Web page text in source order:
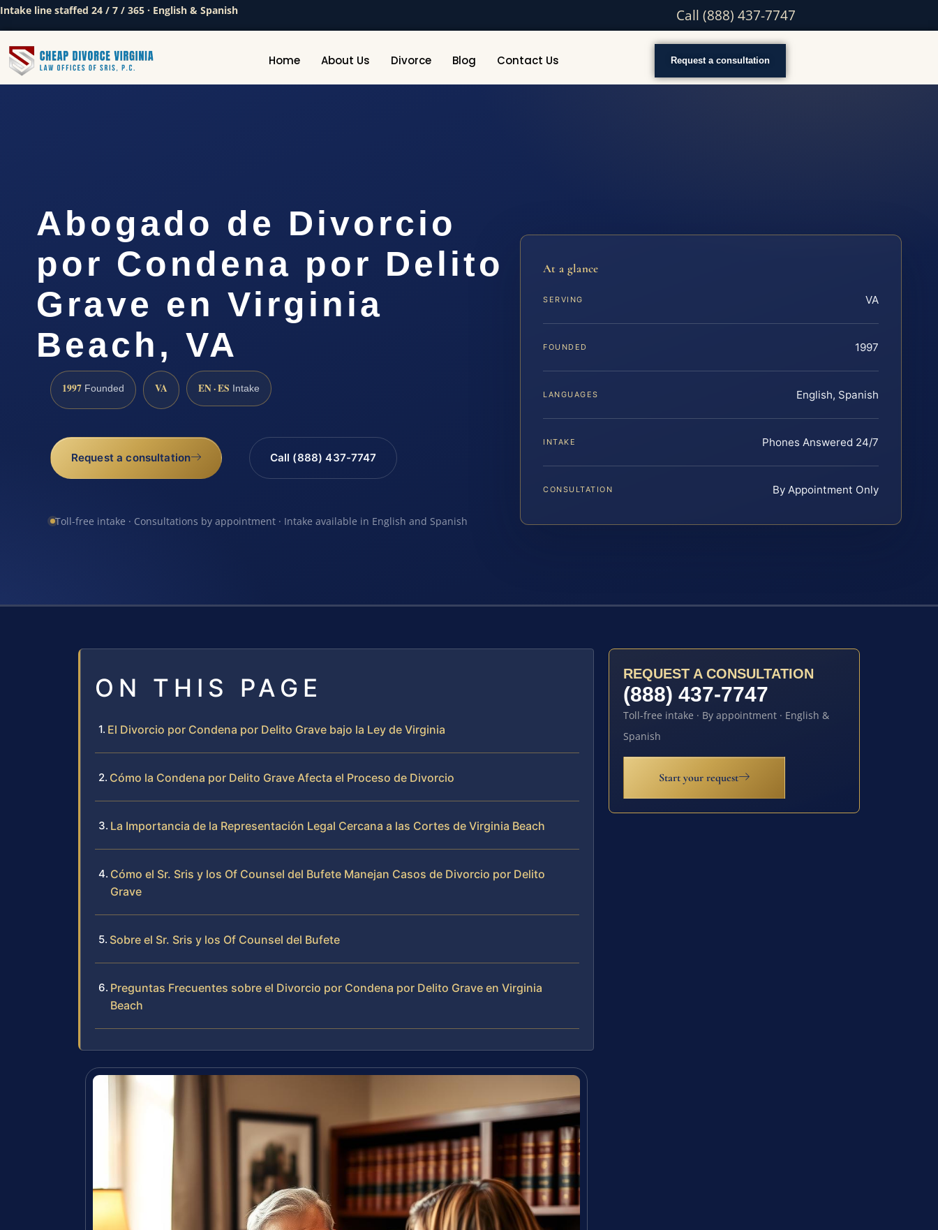
Intake line staffed 24 / 7 / 365 · English & Spanish Call (888) 437-7747
Home About Us Divorce Blog Contact Us Request a consultation
Abogado de Divorcio
por Condena por Delito
Grave en Virginia
Beach, VA
1997 Founded VA EN · ES Intake
Request a consultation Call (888) 437-7747
Toll-free intake · Consultations by appointment · Intake available in English and Spanish
At a glance
SERVING VA
FOUNDED 1997
LANGUAGES English, Spanish
INTAKE Phones Answered 24/7
CONSULTATION By Appointment Only
ON THIS PAGE
El Divorcio por Condena por Delito Grave bajo la Ley de Virginia
Cómo la Condena por Delito Grave Afecta el Proceso de Divorcio
La Importancia de la Representación Legal Cercana a las Cortes de Virginia Beach
Cómo el Sr. Sris y los Of Counsel del Bufete Manejan Casos de Divorcio por Delito
Grave
Sobre el Sr. Sris y los Of Counsel del Bufete
Preguntas Frecuentes sobre el Divorcio por Condena por Delito Grave en Virginia
Beach
REQUEST A CONSULTATION
(888) 437-7747
Toll-free intake · By appointment · English &
Spanish
Start your request